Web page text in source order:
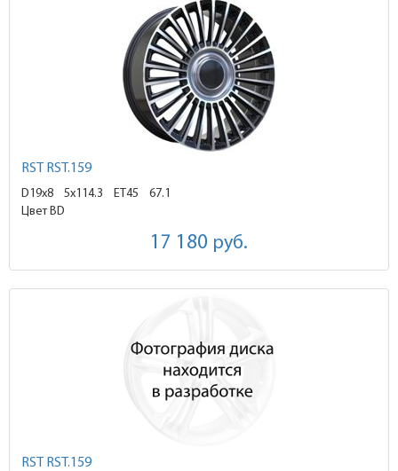
RST RST.159
D19x8 5x114.3 ET45
67.1
Цвет BD
17 180 руб.
RST RST.159